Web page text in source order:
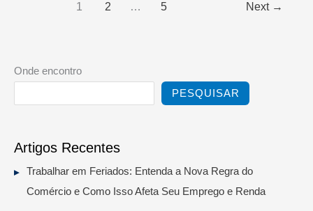
1 2 … 5 Next →
Onde encontro
PESQUISAR
Artigos Recentes
Trabalhar em Feriados: Entenda a Nova Regra do
Comércio e Como Isso Afeta Seu Emprego e Renda